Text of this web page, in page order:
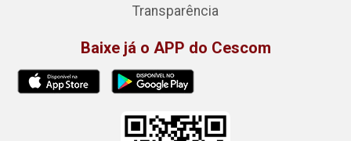
Transparência
Baixe já o APP do Cescom